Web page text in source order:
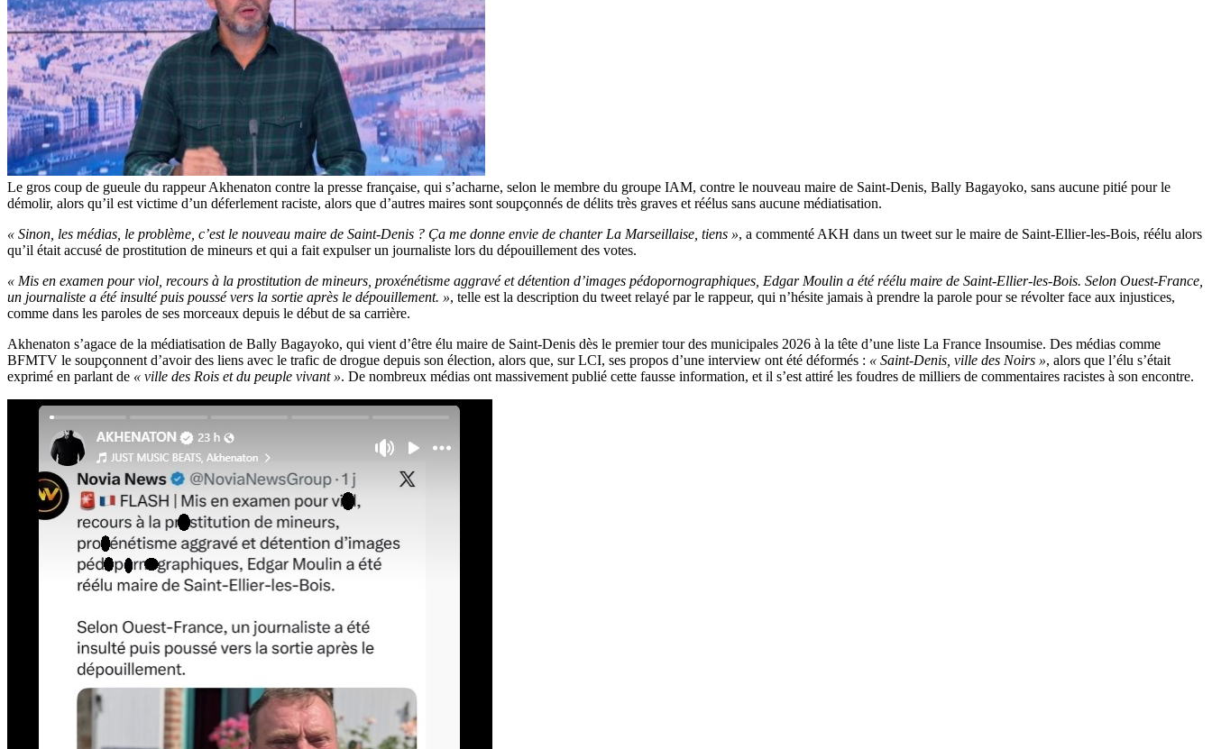
Le gros coup de gueule du rappeur Akhenaton contre la presse française, qui s’acharne, selon le membre du groupe IAM, contre le nouveau maire de Saint-Denis, Bally Bagayoko, sans aucune pitié pour le
démolir, alors qu’il est victime d’un déferlement raciste, alors que d’autres maires sont soupçonnés de délits très graves et réélus sans aucune médiatisation.
« Sinon, les médias, le problème, c’est le nouveau maire de Saint-Denis ? Ça me donne envie de chanter La Marseillaise, tiens », a commenté AKH dans un tweet sur le maire de Saint‑Ellier‑les‑Bois, réélu alors
qu’il était accusé de prostitution de mineurs et qui a fait expulser un journaliste lors du dépouillement des votes.
« Mis en examen pour viol, recours à la prostitution de mineurs, proxénétisme aggravé et détention d’images pédopornographiques, Edgar Moulin a été réélu maire de Saint‑Ellier‑les‑Bois. Selon Ouest‑France,
un journaliste a été insulté puis poussé vers la sortie après le dépouillement. », telle est la description du tweet relayé par le rappeur, qui n’hésite jamais à prendre la parole pour se révolter face aux injustices,
comme dans les paroles de ses morceaux depuis le début de sa carrière.
Akhenaton s’agace de la médiatisation de Bally Bagayoko, qui vient d’être élu maire de Saint‑Denis dès le premier tour des municipales 2026 à la tête d’une liste La France Insoumise. Des médias comme
BFMTV le soupçonnent d’avoir des liens avec le trafic de drogue depuis son élection, alors que, sur LCI, ses propos d’une interview ont été déformés : « Saint‑Denis, ville des Noirs », alors que l’élu s’était
exprimé en parlant de « ville des Rois et du peuple vivant ». De nombreux médias ont massivement publié cette fausse information, et il s’est attiré les foudres de milliers de commentaires racistes à son encontre.